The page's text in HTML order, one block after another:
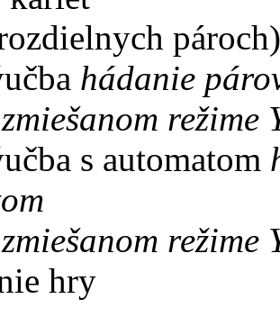
pároch)
hádanie
režime
s automatom
režime
hry